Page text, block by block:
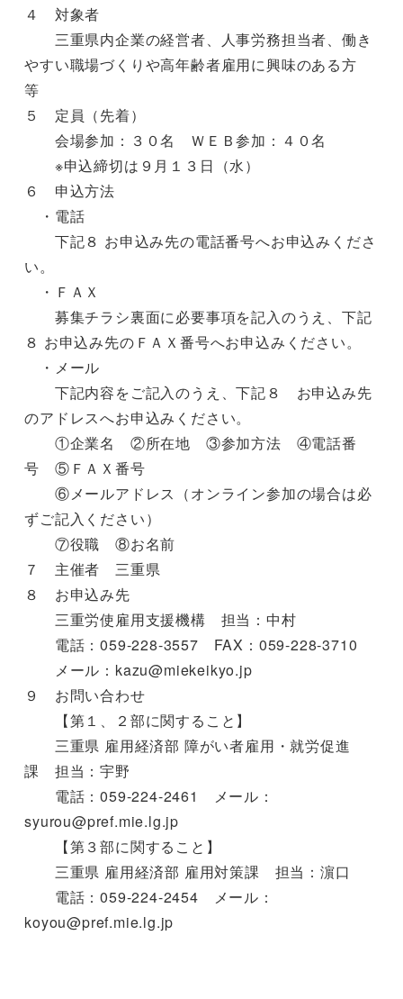
４ 対象者
三重県内企業の経営者、人事労務担当者、働き
やすい職場づくりや高年齢者雇用に興味のある方
等
５ 定員（先着）
会場参加：３０名 ＷＥＢ参加：４０名
※申込締切は９月１３日（水）
６ 申込方法
・電話
下記８ お申込み先の電話番号へお申込みくださ
い。
・ＦＡＸ
募集チラシ裏面に必要事項を記入のうえ、下記
８ お申込み先のＦＡＸ番号へお申込みください。
・メール
下記内容をご記入のうえ、下記８ お申込み先
のアドレスへお申込みください。
①企業名 ②所在地 ③参加方法 ④電話番
号 ⑤ＦＡＸ番号
⑥メールアドレス（オンライン参加の場合は必
ずご記入ください）
⑦役職 ⑧お名前
７ 主催者 三重県
８ お申込み先
三重労使雇用支援機構 担当：中村
電話：059-228-3557 FAX：059-228-3710
メール：kazu@miekeikyo.jp
９ お問い合わせ
【第１、２部に関すること】
三重県 雇用経済部 障がい者雇用・就労促進
課 担当：宇野
電話：059-224-2461 メール：
syurou@pref.mie.lg.jp
【第３部に関すること】
三重県 雇用経済部 雇用対策課 担当：濵口
電話：059-224-2454 メール：
koyou@pref.mie.lg.jp